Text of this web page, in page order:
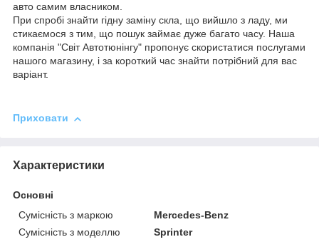
авто самим власником.
При спробі знайти гідну заміну скла, що вийшло з ладу, ми
стикаємося з тим, що пошук займає дуже багато часу. Наша
компанія "Світ Автотюнінгу" пропонує скористатися послугами
нашого магазину, і за короткий час знайти потрібний для вас
варіант.
Приховати
Характеристики
Основні
Сумісність з маркою
Mercedes-Benz
Сумісність з моделлю
Sprinter